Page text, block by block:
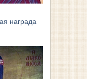
награда